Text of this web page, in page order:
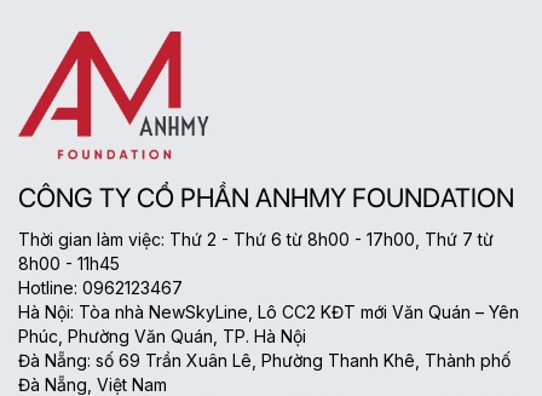
CÔNG TY CỔ PHẦN ANHMY FOUNDATION
Thời gian làm việc: Thứ 2 - Thứ 6 từ 8h00 - 17h00, Thứ 7 từ
8h00 - 11h45
Hotline: 0962123467
Hà Nội: Tòa nhà NewSkyLine, Lô CC2 KĐT mới Văn Quán – Yên
Phúc, Phường Văn Quán, TP. Hà Nội
Đà Nẵng: số 69 Trần Xuân Lê, Phường Thanh Khê, Thành phố
Đà Nẵng, Việt Nam